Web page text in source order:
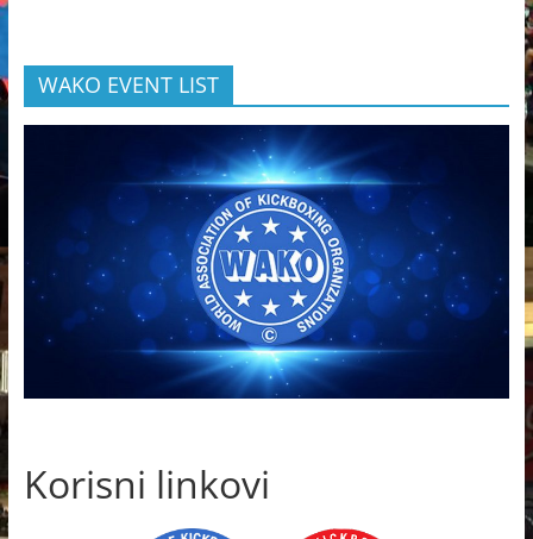
WAKO EVENT LIST
Korisni linkovi